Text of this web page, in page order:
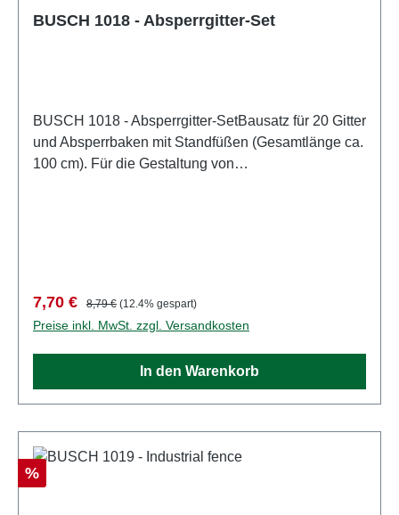
BUSCH 1018 - Absperrgitter-Set
BUSCH 1018 - Absperrgitter-SetBausatz für 20 Gitter
und Absperrbaken mit Standfüßen (Gesamtlänge ca.
100 cm). Für die Gestaltung von
BegrenzungSpur: H0Maßstab:
1:87Altersempfehlung: ab 14 JahrenWEEE-Nr.: DE
41143719
Verkaufspreis:
7,70 € Regulärer Preis:
8,79 € (12.4% gespart)
Preise inkl. MwSt. zzgl. Versandkosten
In den Warenkorb
Rabatt
%